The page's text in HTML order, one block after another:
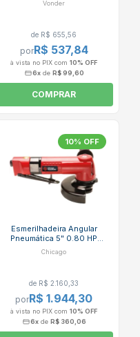
Vonder
de R$ 655,56
porR$ 537,84
à vista no PIX com 10% OFF
6xde R$ 99,60
COMPRAR
10% OFF
Esmerilhadeira Angular
Pneumática 5" 0.80 HP
12000rpm CP9121CR CHICAGO
Chicago
de R$ 2.160,33
porR$ 1.944,30
à vista no PIX com 10% OFF
6xde R$ 360,06